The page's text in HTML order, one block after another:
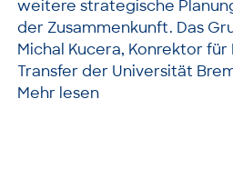
weitere strategische
der Zusammenkunft. Das
Michal Kucera, Konrektor für
Transfer der Universität
Mehr lesen